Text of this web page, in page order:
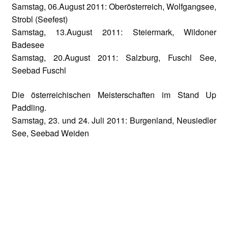
Samstag, 06.August 2011: Oberösterreich, Wolfgangsee,
Strobl (Seefest)
Samstag, 13.August 2011: Steiermark, Wildoner
Badesee
Samstag, 20.August 2011: Salzburg, Fuschl See,
Seebad Fuschl
Die österreichischen Meisterschaften im Stand Up
Paddling.
Samstag, 23. und 24. Juli 2011: Burgenland, Neusiedler
See, Seebad Weiden